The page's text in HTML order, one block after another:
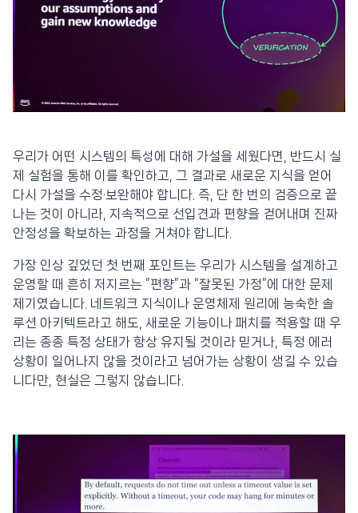
우리가 어떤 시스템의 특성에 대해 가설을 세웠다면, 반드시 실
제 실험을 통해 이를 확인하고, 그 결과로 새로운 지식을 얻어
다시 가설을 수정·보완해야 합니다. 즉, 단 한 번의 검증으로 끝
나는 것이 아니라, 지속적으로 선입견과 편향을 걷어내며 진짜
안정성을 확보하는 과정을 거쳐야 합니다.
가장 인상 깊었던 첫 번째 포인트는 우리가 시스템을 설계하고
운영할 때 흔히 저지르는 “편향”과 “잘못된 가정”에 대한 문제
제기였습니다. 네트워크 지식이나 운영체제 원리에 능숙한 솔
루션 아키텍트라고 해도, 새로운 기능이나 패치를 적용할 때 우
리는 종종 특정 상태가 항상 유지될 것이라 믿거나, 특정 에러
상황이 일어나지 않을 것이라고 넘어가는 상황이 생길 수 있습
니다만, 현실은 그렇지 않습니다.